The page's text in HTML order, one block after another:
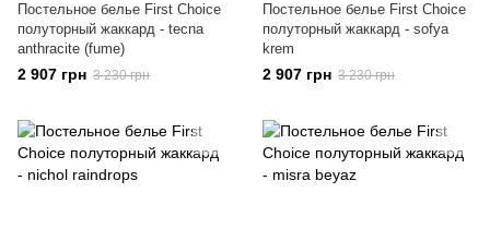
Постельное белье First Choice
полуторный жаккард - tecna
anthracite (fume)
2 907 грн 3 230 грн
Постельное белье First Choice
полуторный жаккард - sofya
krem
2 907 грн 3 230 грн